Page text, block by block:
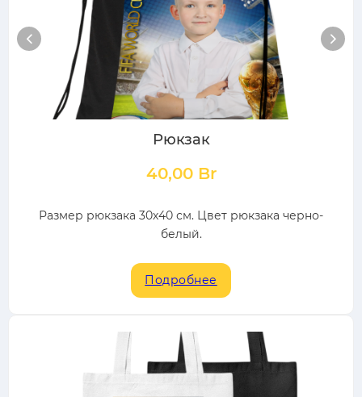
Рюкзак
40,00 Br
Размер рюкзака 30х40 см. Цвет рюкзака черно-
белый.
Подробнее